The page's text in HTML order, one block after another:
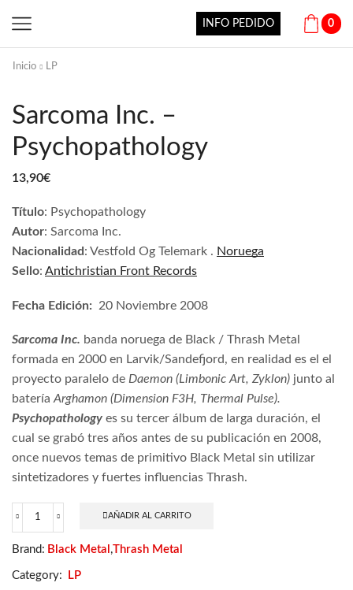
INFO PEDIDO 0
Inicio LP
Sarcoma Inc. –
Psychopathology
13,90€
Título: Psychopathology
Autor: Sarcoma Inc.
Nacionalidad : Vestfold Og Telemark . Noruega
Sello: Antichristian Front Records
Fecha Edición: 20 Noviembre 2008
Sarcoma Inc. banda noruega de Black / Thrash Metal
formada en 2000 en Larvik/Sandefjord, en realidad es el el
proyecto paralelo de Daemon (Limbonic Art, Zyklon) junto al
bateríaArghamon (Dimension F3H, Thermal Pulse).
Psychopathology es su tercer álbum de larga duración, el
cual se grabó tres años antes de su publicación en 2008,
once nuevos temas de primitivo Black Metal sin utilizar
sintetizadores y fuertes influencias Thrash.
Sarcoma
–
cantidad
AÑADIR AL CARRITO
Brand: Black Metal ,Thrash Metal
Category: LP